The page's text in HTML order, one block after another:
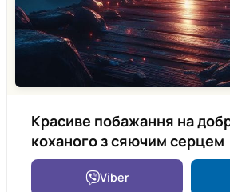
Красиве побажання на
коханого з сяючим серцем
Viber